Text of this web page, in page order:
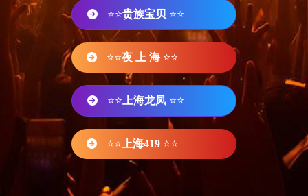
⭐⭐贵族宝贝 ⭐⭐
⭐⭐夜 上 海 ⭐⭐
⭐⭐ 上海龙凤 ⭐⭐
⭐⭐ 上海419 ⭐⭐